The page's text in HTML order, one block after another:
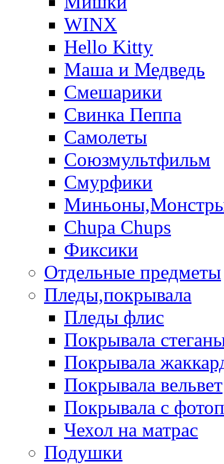
WINX
Hello Kitty
Маша и Медведь
Смешарики
Свинка Пеппа
Самолеты
Союзмультфильм
Смурфики
Chupa Chups
Фиксики
Отдельные предметы
Пледы,покрывала
Пледы флис
Покрывала
Покрывала
Покрывала вельвет
Покрывала с
Чехол на матрас
Подушки